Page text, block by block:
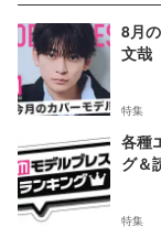
8月
文哉
特集
各種
グ＆
特集